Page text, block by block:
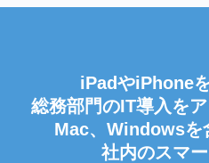
iPadやiPhone
総務部門のIT導入を
Mac、Windowsを
社内のスマ